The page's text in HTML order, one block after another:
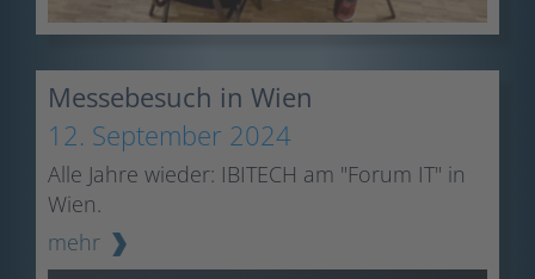
Messebesuch in Wien
12. September 2024
Alle Jahre wieder: IBITECH am "Forum IT" in
Wien.
mehr